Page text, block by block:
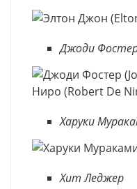
Джоди
Харуки
Хит Леджер